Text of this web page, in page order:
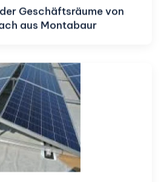
Geschäftsräume von
aus Montabaur